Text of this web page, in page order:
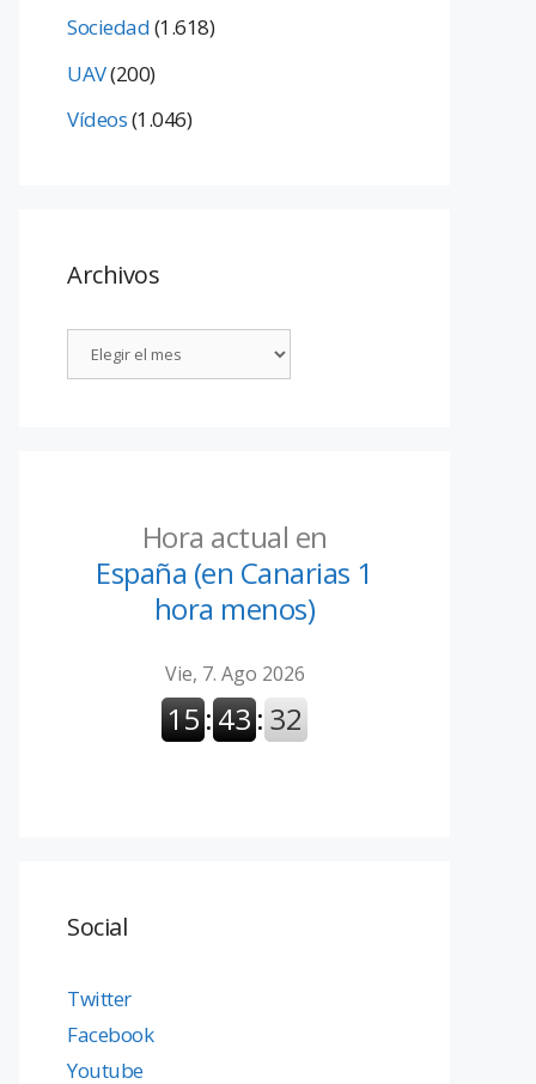
Sociedad(1.618)
UAV(200)
Vídeos(1.046)
Archivos
Hora actual en
España (en Canarias 1
hora menos)
Social
Twitter
Facebook
Youtube